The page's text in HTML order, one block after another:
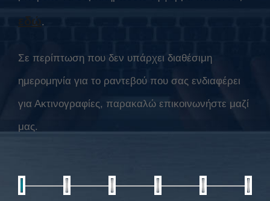
εδώ.
Σε περίπτωση που δεν υπάρχει διαθέσιμη
ημερομηνία για το ραντεβού που σας ενδιαφέρει
για Ακτινογραφίες, παρακαλώ επικοινωνήστε μαζί
μας.